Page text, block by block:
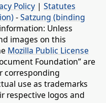
Policy | Statutes
-Satzung (binding
Unless
images on this
Mozilla Public License
Foundation” are
corresponding
use as trademarks
respective logos and